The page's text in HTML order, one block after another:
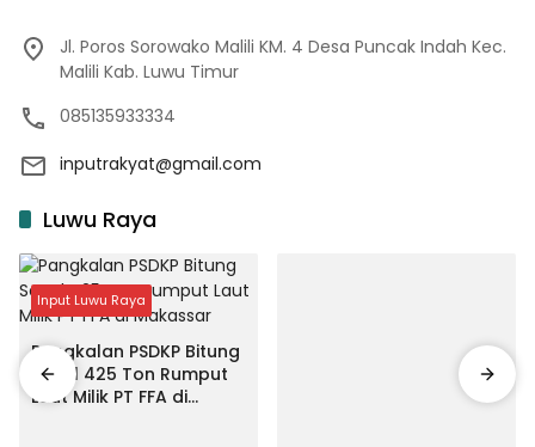
Jl. Poros Sorowako Malili KM. 4 Desa Puncak Indah Kec.
Malili Kab. Luwu Timur
085135933334
inputrakyat@gmail.com
Luwu Raya
Input Luwu Raya
Pangkalan PSDKP Bitung
Segel 425 Ton Rumput
Laut Milik PT FFA di